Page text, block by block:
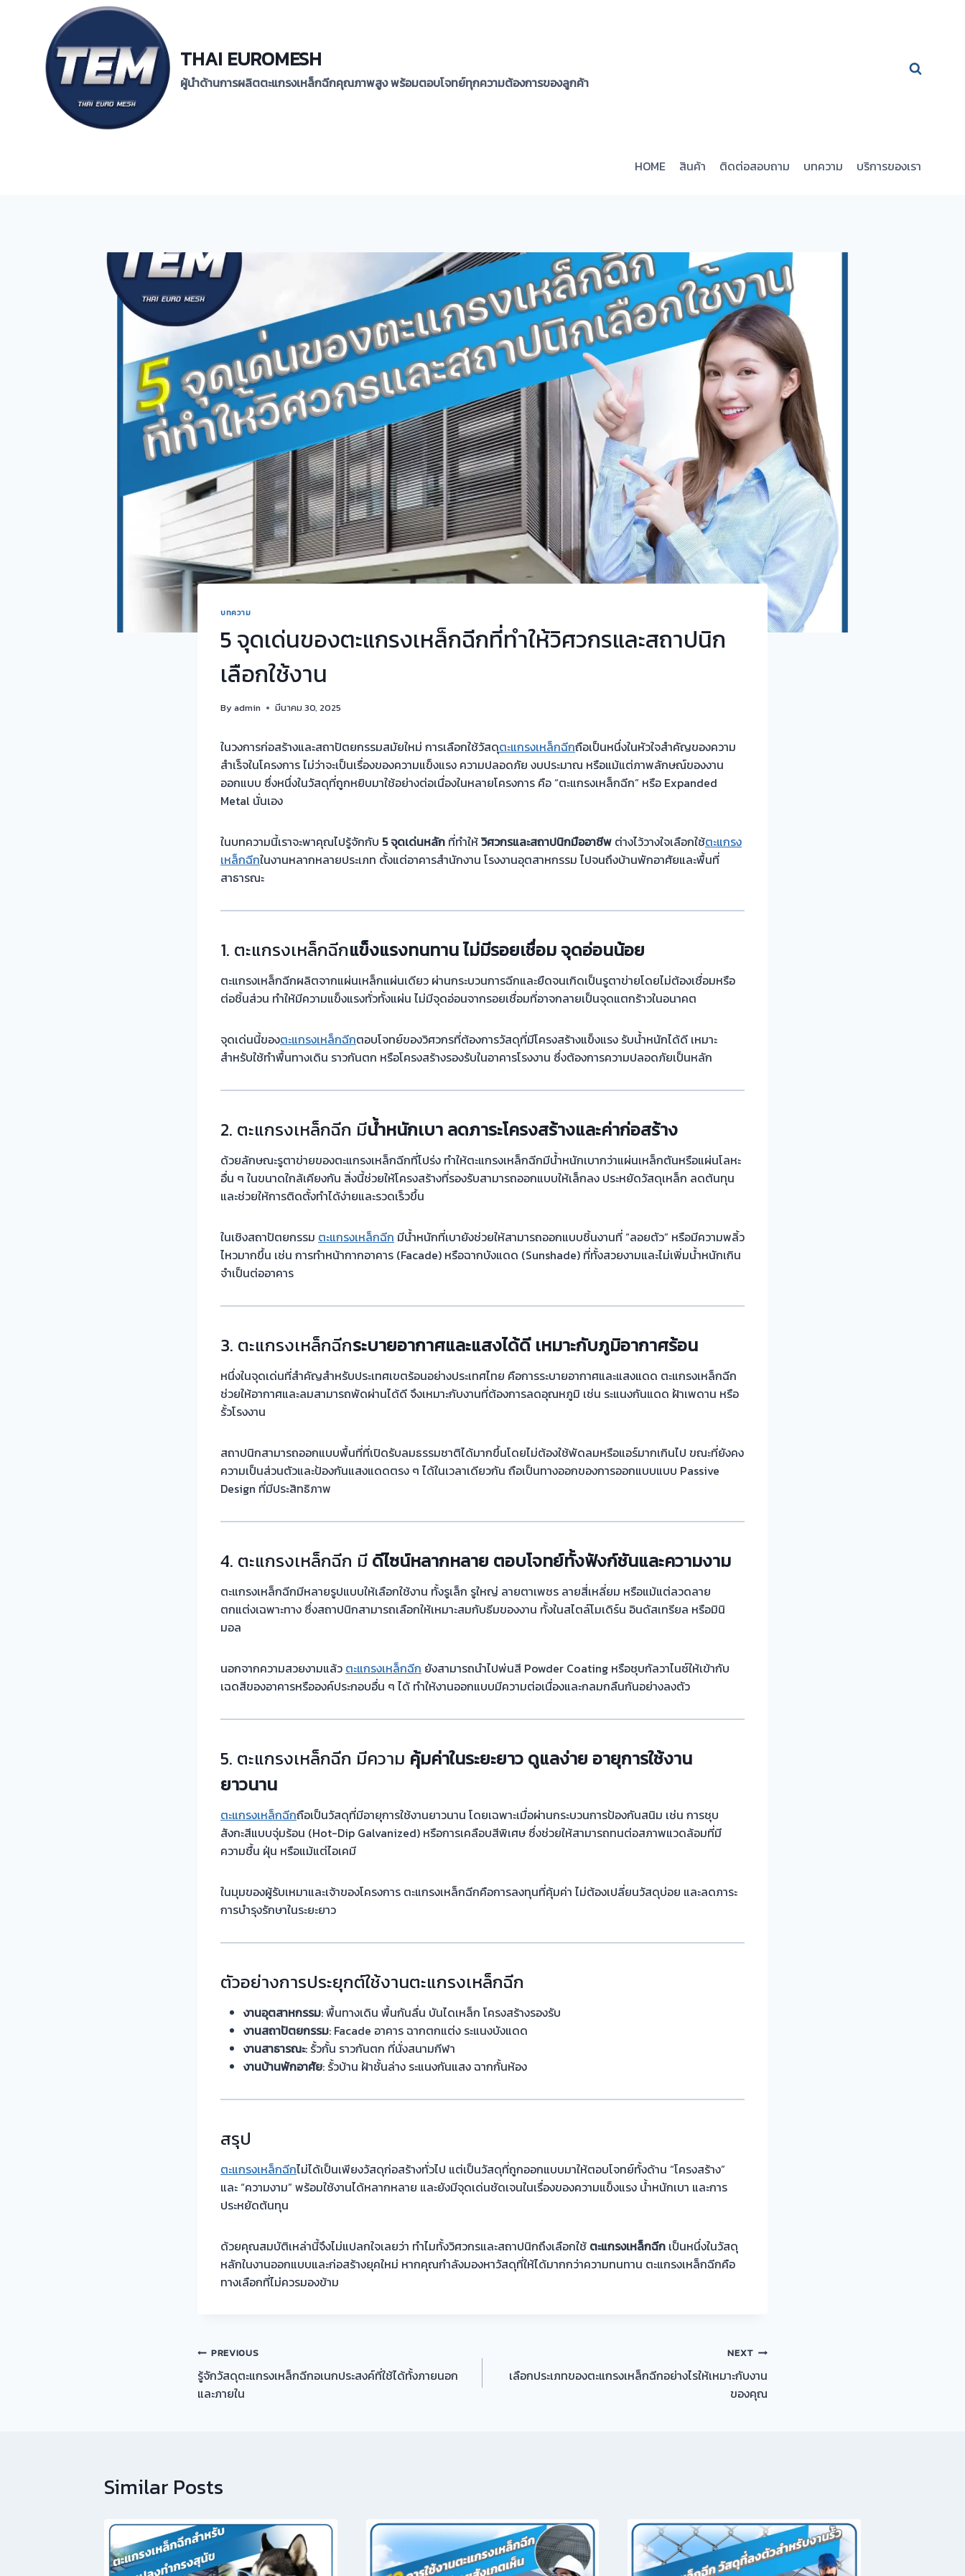
THAI EUROMESH
ผู้นำด้านการผลิตตะแกรงเหล็กฉีกคุณภาพสูง พร้อมตอบโจทย์ทุกความต้องการของลูกค้า
HOME สินค้า ติดต่อสอบถาม บทความ บริการของเรา
บทความ
5 จุดเด่นของตะแกรงเหล็กฉีกที่ทำให้วิศวกรและสถาปนิก
เลือกใช้งาน
Byadmin มีนาคม 30, 2025
ในวงการก่อสร้างและสถาปัตยกรรมสมัยใหม่ การเลือกใช้วัสดุตะแกรงเหล็กฉีกถือเป็นหนึ่งในหัวใจสำคัญของความ
สำเร็จในโครงการ ไม่ว่าจะเป็นเรื่องของความแข็งแรง ความปลอดภัย งบประมาณ หรือแม้แต่ภาพลักษณ์ของงาน
ออกแบบ ซึ่งหนึ่งในวัสดุที่ถูกหยิบมาใช้อย่างต่อเนื่องในหลายโครงการ คือ “ตะแกรงเหล็กฉีก” หรือ Expanded
Metal นั่นเอง
ในบทความนี้เราจะพาคุณไปรู้จักกับ 5 จุดเด่นหลัก ที่ทำให้วิศวกรและสถาปนิกมืออาชีพ ต่างไว้วางใจเลือกใช้ตะแกรง
เหล็กฉีกในงานหลากหลายประเภท ตั้งแต่อาคารสำนักงาน โรงงานอุตสาหกรรม ไปจนถึงบ้านพักอาศัยและพื้นที่
สาธารณะ
1. ตะแกรงเหล็กฉีกแข็งแรงทนทาน ไม่มีรอยเชื่อม จุดอ่อนน้อย
ตะแกรงเหล็กฉีกผลิตจากแผ่นเหล็กแผ่นเดียว ผ่านกระบวนการฉีกและยืดจนเกิดเป็นรูตาข่ายโดยไม่ต้องเชื่อมหรือ
ต่อชิ้นส่วน ทำให้มีความแข็งแรงทั่วทั้งแผ่น ไม่มีจุดอ่อนจากรอยเชื่อมที่อาจกลายเป็นจุดแตกร้าวในอนาคต
จุดเด่นนี้ของตะแกรงเหล็กฉีกตอบโจทย์ของวิศวกรที่ต้องการวัสดุที่มีโครงสร้างแข็งแรง รับน้ำหนักได้ดี เหมาะ
สำหรับใช้ทำพื้นทางเดิน ราวกันตก หรือโครงสร้างรองรับในอาคารโรงงาน ซึ่งต้องการความปลอดภัยเป็นหลัก
2. ตะแกรงเหล็กฉีก มีน้ำหนักเบา ลดภาระโครงสร้างและค่าก่อสร้าง
ด้วยลักษณะรูตาข่ายของตะแกรงเหล็กฉีกที่โปร่ง ทำให้ตะแกรงเหล็กฉีกมีน้ำหนักเบากว่าแผ่นเหล็กตันหรือแผ่นโลหะ
อื่น ๆ ในขนาดใกล้เคียงกัน สิ่งนี้ช่วยให้โครงสร้างที่รองรับสามารถออกแบบให้เล็กลง ประหยัดวัสดุเหล็ก ลดต้นทุน
และช่วยให้การติดตั้งทำได้ง่ายและรวดเร็วขึ้น
ในเชิงสถาปัตยกรรม ตะแกรงเหล็กฉีก มีน้ำหนักที่เบายังช่วยให้สามารถออกแบบชิ้นงานที่ “ลอยตัว” หรือมีความพลิ้ว
ไหวมากขึ้น เช่น การทำหน้ากากอาคาร (Facade) หรือฉากบังแดด (Sunshade) ที่ทั้งสวยงามและไม่เพิ่มน้ำหนักเกิน
จำเป็นต่ออาคาร
3. ตะแกรงเหล็กฉีกระบายอากาศและแสงได้ดี เหมาะกับภูมิอากาศร้อน
หนึ่งในจุดเด่นที่สำคัญสำหรับประเทศเขตร้อนอย่างประเทศไทย คือการระบายอากาศและแสงแดด ตะแกรงเหล็กฉีก
ช่วยให้อากาศและลมสามารถพัดผ่านได้ดี จึงเหมาะกับงานที่ต้องการลดอุณหภูมิ เช่น ระแนงกันแดด ฝ้าเพดาน หรือ
รั้วโรงงาน
สถาปนิกสามารถออกแบบพื้นที่ที่เปิดรับลมธรรมชาติได้มากขึ้นโดยไม่ต้องใช้พัดลมหรือแอร์มากเกินไป ขณะที่ยังคง
ความเป็นส่วนตัวและป้องกันแสงแดดตรง ๆ ได้ในเวลาเดียวกัน ถือเป็นทางออกของการออกแบบแบบ Passive
Design ที่มีประสิทธิภาพ
4. ตะแกรงเหล็กฉีก มี ดีไซน์หลากหลาย ตอบโจทย์ทั้งฟังก์ชันและความงาม
ตะแกรงเหล็กฉีกมีหลายรูปแบบให้เลือกใช้งาน ทั้งรูเล็ก รูใหญ่ ลายตาเพชร ลายสี่เหลี่ยม หรือแม้แต่ลวดลาย
ตกแต่งเฉพาะทาง ซึ่งสถาปนิกสามารถเลือกให้เหมาะสมกับธีมของงาน ทั้งในสไตล์โมเดิร์น อินดัสเทรียล หรือมินิ
มอล
นอกจากความสวยงามแล้ว ตะแกรงเหล็กฉีก ยังสามารถนำไปพ่นสี Powder Coating หรือชุบกัลวาไนซ์ให้เข้ากับ
เฉดสีของอาคารหรือองค์ประกอบอื่น ๆ ได้ ทำให้งานออกแบบมีความต่อเนื่องและกลมกลืนกันอย่างลงตัว
5. ตะแกรงเหล็กฉีก มีความ คุ้มค่าในระยะยาว ดูแลง่าย อายุการใช้งาน
ยาวนาน
ตะแกรงเหล็กฉีกถือเป็นวัสดุที่มีอายุการใช้งานยาวนาน โดยเฉพาะเมื่อผ่านกระบวนการป้องกันสนิม เช่น การชุบ
สังกะสีแบบจุ่มร้อน (Hot-Dip Galvanized) หรือการเคลือบสีพิเศษ ซึ่งช่วยให้สามารถทนต่อสภาพแวดล้อมที่มี
ความชื้น ฝุ่น หรือแม้แต่ไอเคมี
ในมุมของผู้รับเหมาและเจ้าของโครงการ ตะแกรงเหล็กฉีกคือการลงทุนที่คุ้มค่า ไม่ต้องเปลี่ยนวัสดุบ่อย และลดภาระ
การบำรุงรักษาในระยะยาว
ตัวอย่างการประยุกต์ใช้งานตะแกรงเหล็กฉีก
งานอุตสาหกรรม: พื้นทางเดิน พื้นกันลื่น บันไดเหล็ก โครงสร้างรองรับ
งานสถาปัตยกรรม: Facade อาคาร ฉากตกแต่ง ระแนงบังแดด
งานสาธารณะ: รั้วกั้น ราวกันตก ที่นั่งสนามกีฬา
งานบ้านพักอาศัย: รั้วบ้าน ฝ้าชั้นล่าง ระแนงกันแสง ฉากกั้นห้อง
สรุป
ตะแกรงเหล็กฉีกไม่ได้เป็นเพียงวัสดุก่อสร้างทั่วไป แต่เป็นวัสดุที่ถูกออกแบบมาให้ตอบโจทย์ทั้งด้าน “โครงสร้าง”
และ “ความงาม” พร้อมใช้งานได้หลากหลาย และยังมีจุดเด่นชัดเจนในเรื่องของความแข็งแรง น้ำหนักเบา และการ
ประหยัดต้นทุน
ด้วยคุณสมบัติเหล่านี้จึงไม่แปลกใจเลยว่า ทำไมทั้งวิศวกรและสถาปนิกถึงเลือกใช้ ตะแกรงเหล็กฉีก เป็นหนึ่งในวัสดุ
หลักในงานออกแบบและก่อสร้างยุคใหม่ หากคุณกำลังมองหาวัสดุที่ให้ได้มากกว่าความทนทาน ตะแกรงเหล็กฉีกคือ
ทางเลือกที่ไม่ควรมองข้าม
แนะแนว
เรื่อง
PREVIOUS
รู้จักวัสดุตะแกรงเหล็กฉีกอเนกประสงค์ที่ใช้ได้ทั้งภายนอก
และภายใน
NEXT
เลือกประเภทของตะแกรงเหล็กฉีกอย่างไรให้เหมาะกับงาน
ของคุณ
Similar Posts